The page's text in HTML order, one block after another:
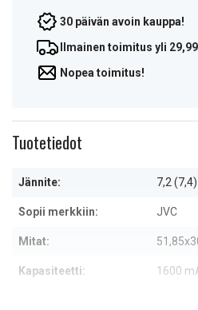
30 päivän avoin kauppa!
Ilmainen toimitus yli
Nopea toimitus!
Tuotetiedot
Jännite: 7,2
Sopii merkkiin: JVC
Mitat:
Kapasiteetti: 1600